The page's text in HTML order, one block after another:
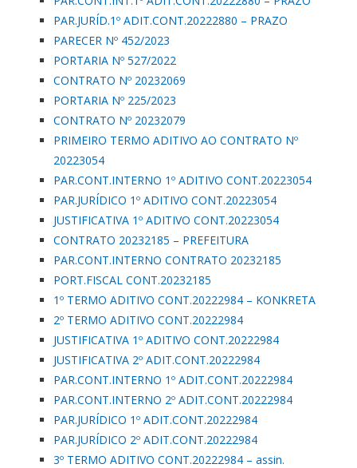
PAR.JURÍD.1º ADIT.CONT.20222880 – PRAZO
PARECER Nº 452/2023
PORTARIA Nº 527/2022
CONTRATO Nº 20232069
PORTARIA Nº 225/2023
CONTRATO Nº 20232079
PRIMEIRO TERMO ADITIVO AO CONTRATO Nº
20223054
PAR.CONT.INTERNO 1º ADITIVO CONT.20223054
PAR.JURÍDICO 1º ADITIVO CONT.20223054
JUSTIFICATIVA 1º ADITIVO CONT.20223054
CONTRATO 20232185 – PREFEITURA
PAR.CONT.INTERNO CONTRATO 20232185
PORT.FISCAL CONT.20232185
1º TERMO ADITIVO CONT.20222984 – KONKRETA
2º TERMO ADITIVO CONT.20222984
JUSTIFICATIVA 1º ADITIVO CONT.20222984
JUSTIFICATIVA 2º ADIT.CONT.20222984
PAR.CONT.INTERNO 1º ADIT.CONT.20222984
PAR.CONT.INTERNO 2º ADIT.CONT.20222984
PAR.JURÍDICO 1º ADIT.CONT.20222984
PAR.JURÍDICO 2º ADIT.CONT.20222984
3º TERMO ADITIVO CONT.20222984 – assin.